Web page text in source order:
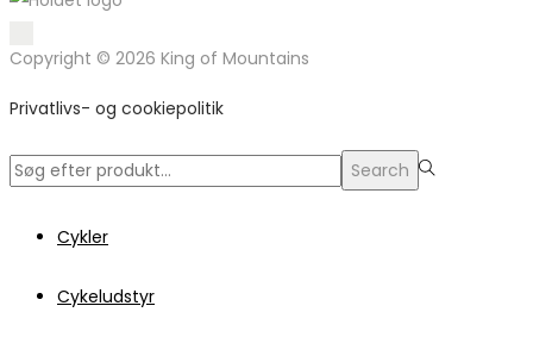
Copyright © 2026 King of Mountains
Privatlivs- og cookiepolitik
Search
Cykler
Cykeludstyr